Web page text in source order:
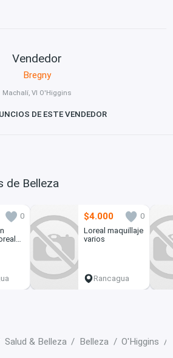
Vendedor
Bregny
Machalí, VI O'Higgins
DE ESTE VENDEDOR
de Belleza
0
$4.000
0
Loreal maquillaje
varios
Rancagua
Salud & Belleza Belleza O'Higgins